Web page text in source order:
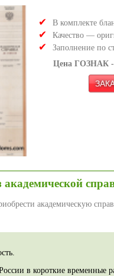
В комплекте
Качество —
Заполнение по
Цена ГОЗНАК -
академической
академическую
в короткие временные